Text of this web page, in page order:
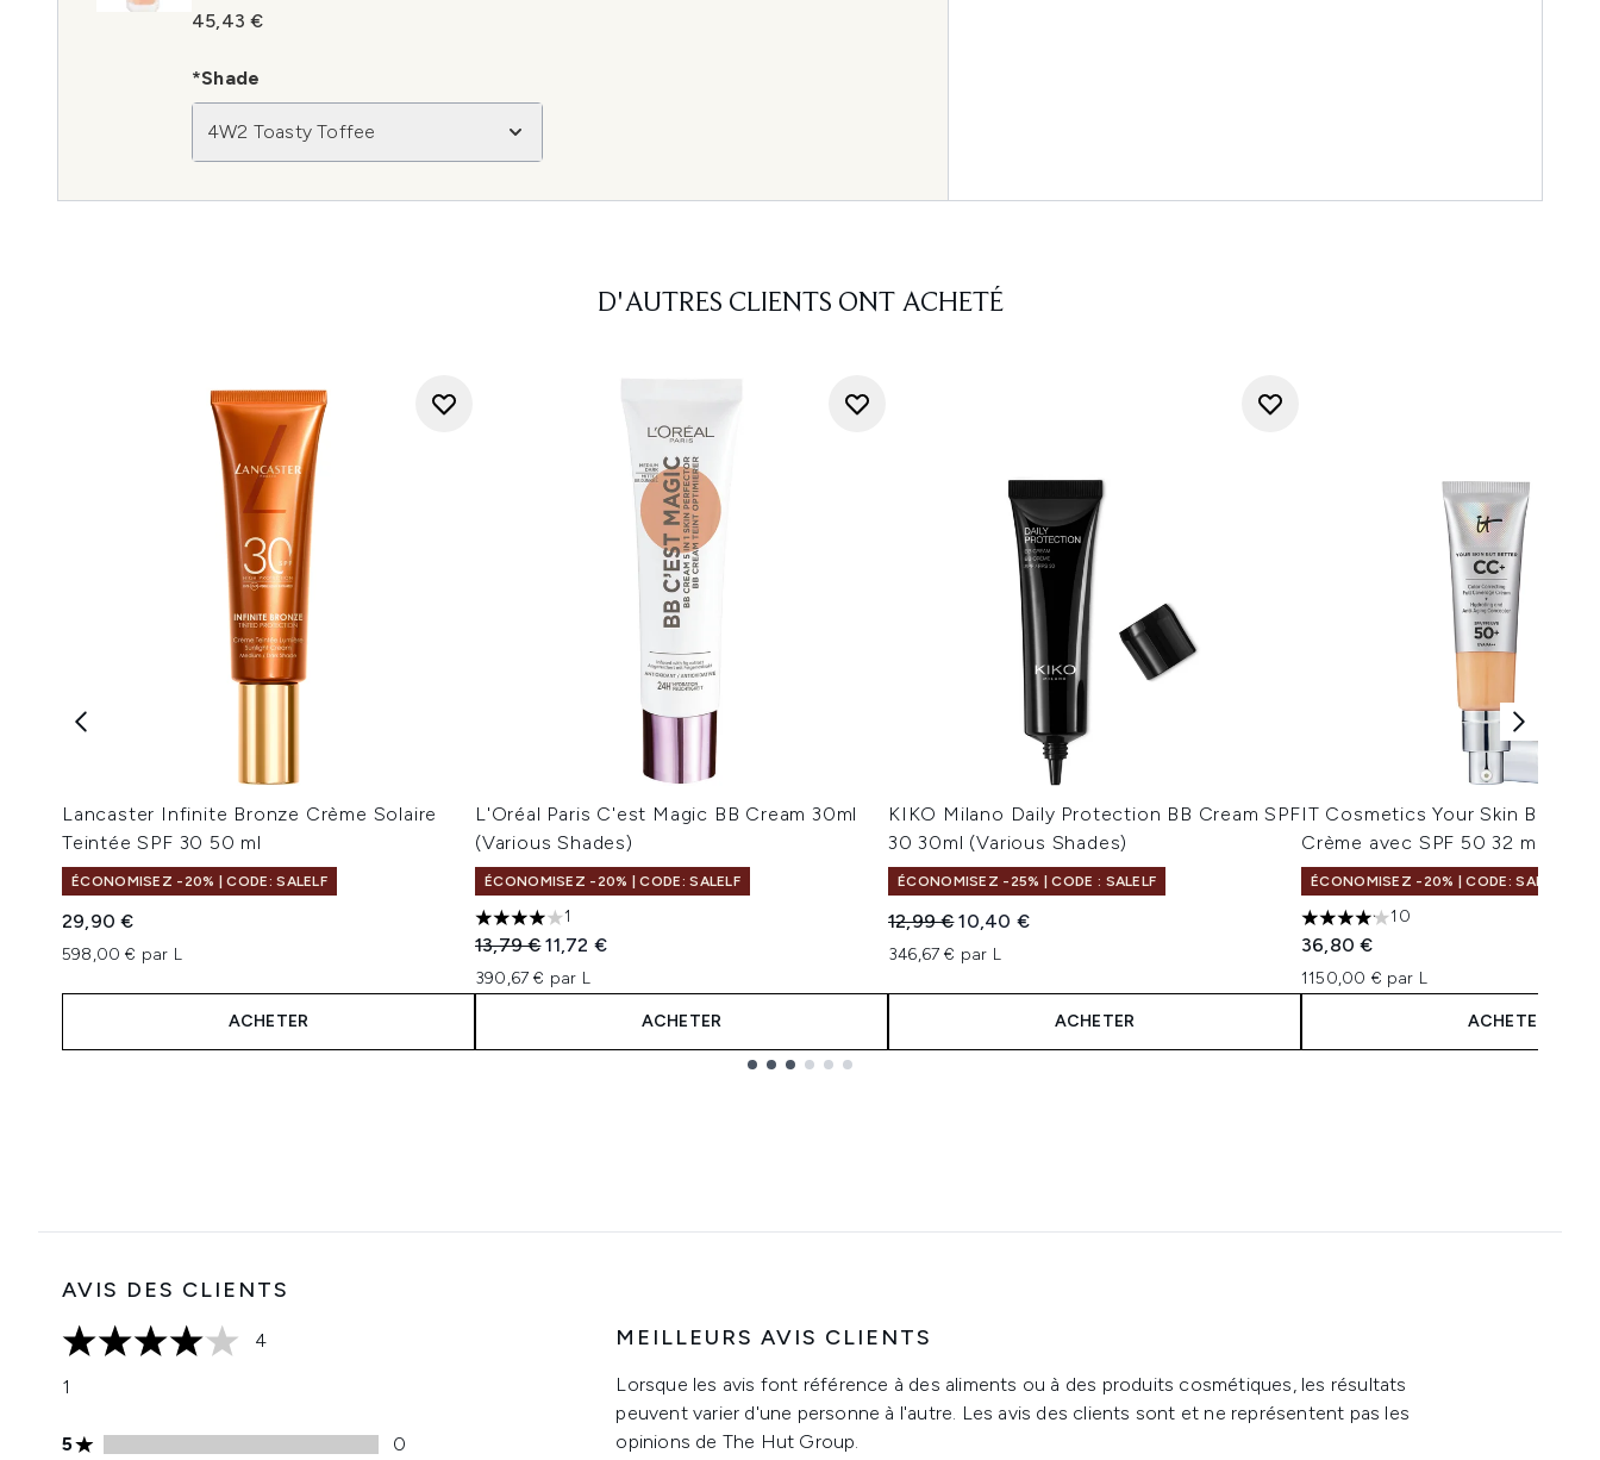
45,43 €
*Shade
4W2 Toasty Toffee
D'AUTRES CLIENTS ONT ACHETÉ
Lancaster Infinite Bronze Crème Solaire
Teintée SPF 30 50 ml
ÉCONOMISEZ -20% | CODE: SALELF
29,90 €
598,00 € par L
ACHETER
L'Oréal Paris C'est Magic BB Cream 30ml
(Various Shades)
ÉCONOMISEZ -20% | CODE: SALELF
4 étoiles sur un maximum de 5
1
Prix de vente :
13,79 €Prix ​​actuel :
11,72 €
390,67 € par L
ACHETER
KIKO Milano Daily Protection BB Cream SPF
30 30ml (Various Shades)
ÉCONOMISEZ -25% | CODE : SALELF
Prix de vente :
12,99 €Prix ​​actuel :
10,40 €
346,67 € par L
ACHETER
IT Cosmetics Your Skin But
Crème avec SPF 50 32 ml
ÉCONOMISEZ -20% | CODE: SALELF
4.1 étoiles sur un maximum de 5
10
36,80 €
1150,00 € par L
ACHETER
AVIS DES CLIENTS
4 étoiles sur un maximum de 5
4
1
Note de 5 étoiles 0 avis
5
0
MEILLEURS AVIS CLIENTS
Lorsque les avis font référence à des aliments ou à des produits cosmétiques, les résultats
peuvent varier d'une personne à l'autre. Les avis des clients sont et ne représentent pas les
opinions de The Hut Group.